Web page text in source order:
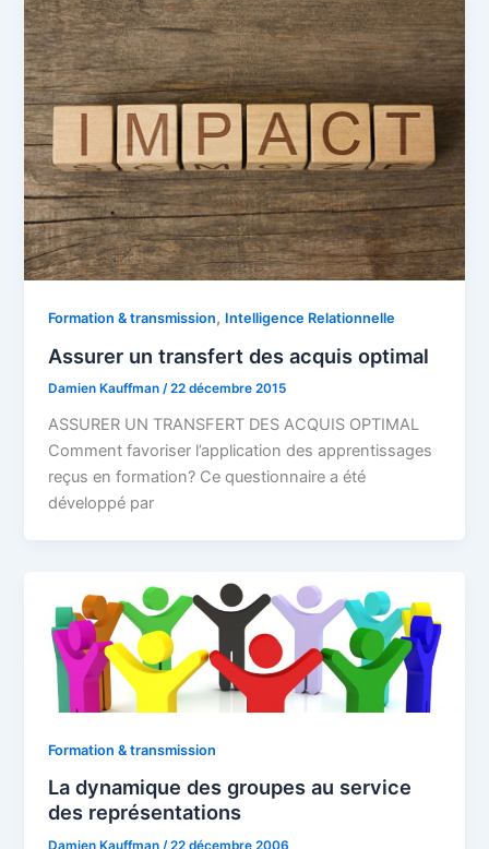
Formation & transmission, Intelligence Relationnelle
Assurer un transfert des acquis optimal
Damien Kauffman/22 décembre 2015
ASSURER UN TRANSFERT DES ACQUIS OPTIMAL
Comment favoriser l’application des apprentissages
reçus en formation? Ce questionnaire a été
développé par
Formation & transmission
La dynamique des groupes au service
des représentations